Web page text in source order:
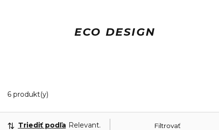
ECO DESIGN
6 produkt(y)
Filtrovať
Triediť podľa Relevantnosť